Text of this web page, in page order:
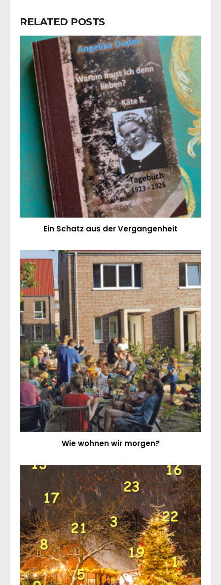
RELATED POSTS
Ein Schatz aus der Vergangenheit
Wie wohnen wir morgen?